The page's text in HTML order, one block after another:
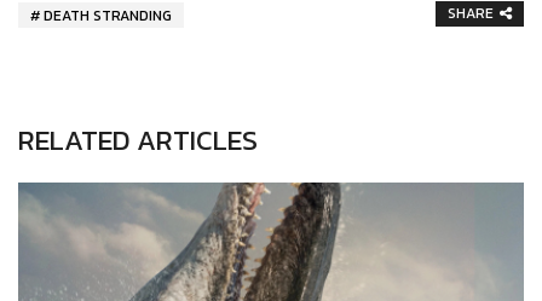
DEATH STRANDING SHARE
RELATED ARTICLES